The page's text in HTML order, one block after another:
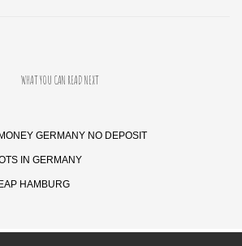
WHAT YOU CAN READ NEXT
GERMANY NO DEPOSIT
IN GERMANY
HAMBURG